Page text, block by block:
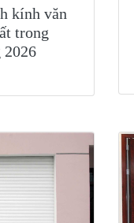
kính văn
trong
2026